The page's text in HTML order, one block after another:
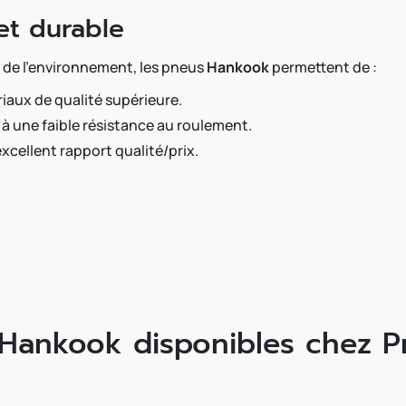
durable
l’environnement, les pneusHankookpermettent de :
de qualité supérieure.
une faible résistance au roulement.
rapport qualité/prix.
disponibles chez